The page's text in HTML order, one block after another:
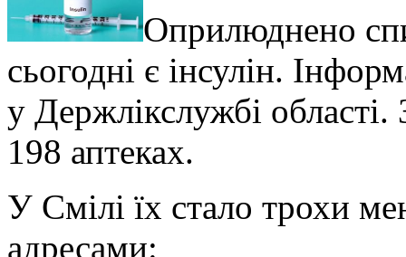
Оприлюднено
сьогодні є інсулін.
у Держлікслужбі області.
198 аптеках.
У Смілі їх стало трохи
адресами: